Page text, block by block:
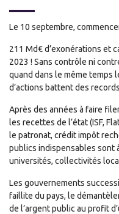
Le 10 septembre,
211 Md€ d’exonérations et
2023 ! Sans contrôle ni
quand dans le même temps
d’actions battent des
Après des années à faire
les recettes de l’état (ISF,
le patronat, crédit impôt
publics indispensables sont
universités, collectivités
Les gouvernements
faillite du pays, le
de l’argent public au profit